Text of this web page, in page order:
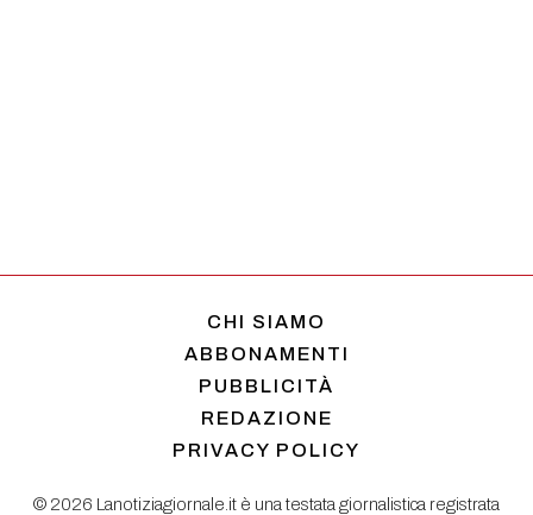
CHI SIAMO
ABBONAMENTI
PUBBLICITÀ
REDAZIONE
PRIVACY POLICY
© 2026 Lanotiziagiornale.it è una testata giornalistica registrata